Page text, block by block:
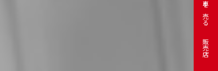
車を売る
販売店